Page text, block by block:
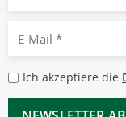
Mail
*
*
Ich akzeptiere die
CAPTCHA